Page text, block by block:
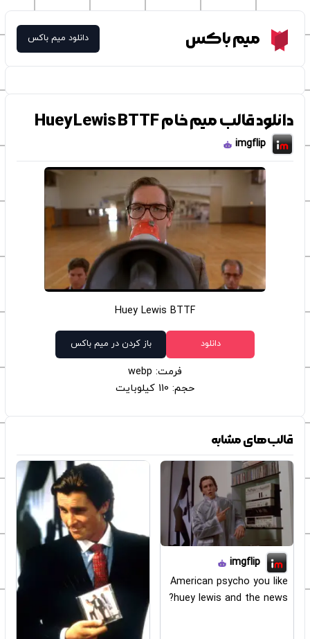
Meme Boxمیم باکس دانلود میم باکس
دانلود قالب میم خام Huey Lewis BTTF
imgflip
Huey Lewis BTTF
دانلود باز کردن در میم باکس
فرمت: webp
حجم: 110 کیلوبایت
قالب‌های مشابه
imgflip
American psycho you like
huey lewis and the news?